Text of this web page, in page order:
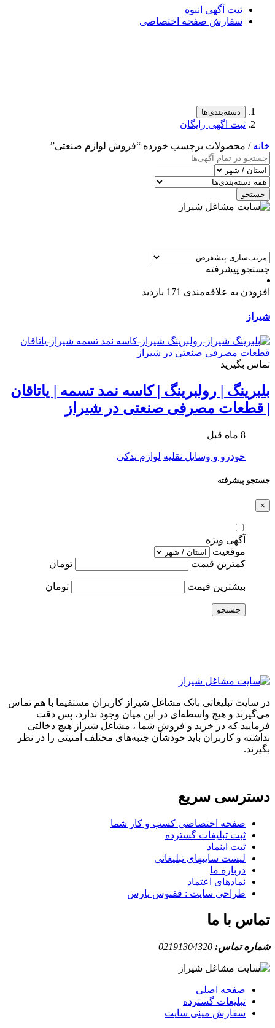
ثبت آگهی انبوه
سفارش صفحه اختصاصی
دسته‌بندی‌ها
ثبت اگهی رایگان
خانه / محصولات برچسب خورده “فروش لوازم صنعتی”
جستجو
جستجو پیشرفته
افزودن به علاقه‌مندی 171 بازدید
شیراز
تماس بگیرید
بلبرینگ | رولبرینگ | کاسه نمد تسمه | یاتاقان
| قطعات مصرفی صنعتی در شیراز
8 ماه قبل
خودرو و وسایل نقلیه لوازم یدکی
جستجو پیشرفته
×
آگهی ویژه
موقعیت
کمترین قیمت
تومان
بیشترین قیمت تومان
جستجو
در سایت تبلیغاتی بانک مشاغل شیراز کاربران مستقیما با هم تماس
می‌گیرند و هیچ واسطه‌ای در این میان وجود ندارد، پس دقت
فرمایید که در خرید و فروشِ شما ، مشاغل شیراز هیچ دخالتی
نداشته و کاربران باید خودشان جنبه‌های مختلف امنیتی را در نظر
بگیرند.
دسترسی سریع
صفحه اختصاصی کسب و کار شما
ثبت تبلیغات گسترده
ثبت اینماد
لیست سایتهای تبلیغاتی
درباره ما
نمادهای اعتماد
طراحی سایت : ققنوس پارس
تماس با ما
شماره تماس: 02191304320
صفحه اصلی
تبلیغات گسترده
سفارش مینی سایت